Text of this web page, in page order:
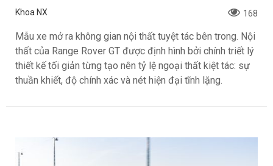
Khoa NX 168
Mẫu xe mở ra không gian nội thất tuyệt tác bên trong. Nội
thất của Range Rover GT được định hình bởi chính triết lý
thiết kế tối giản từng tạo nên tỷ lệ ngoại thất kiệt tác: sự
thuần khiết, độ chính xác và nét hiện đại tĩnh lặng.